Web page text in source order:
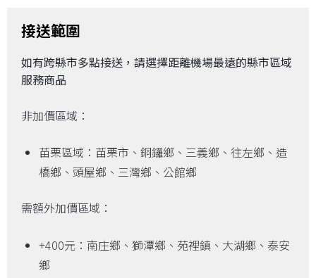
接送範圍
如有跨縣市多點接送，請選擇距離機場最遠的縣市區域
服務商品
非加價區域：
苗栗區域：苗栗市、銅鑼鄉、三義鄉、往左鄉、造
橋鄉、頭屋鄉、三灣鄉、公館鄉
需額外加價區域：
+400元：南庄鄉、獅潭鄉、苑裡鎮、大湖鄉、泰安
鄉